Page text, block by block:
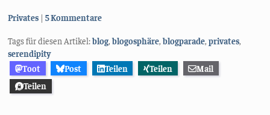
Kategorien:
Privates 5 Kommentare
Tags für diesen Artikel:blog ,blogosphäre ,blogparade ,privates
serendipity
Toot
Post Teilen Teilen
Mail
Teilen